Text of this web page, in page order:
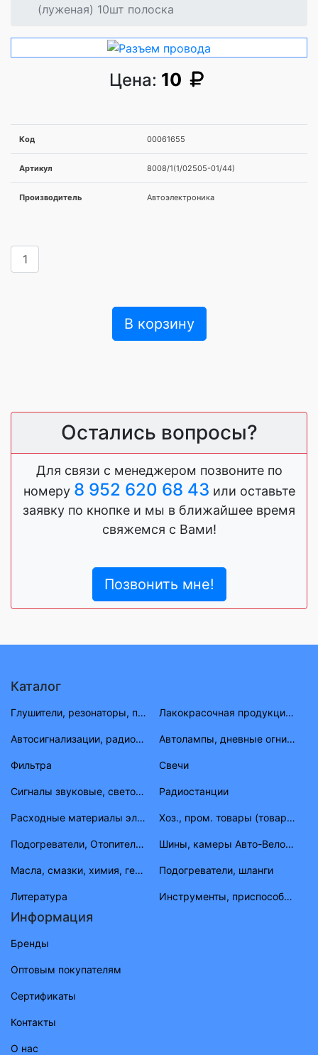
(луженая) 10шт полоска
Цена: 10
Код 00061655
Артикул 8008/1(1/02505-01/44)
Производитель Автоэлектроника
В корзину
Остались вопросы?
Для связи с менеджером позвоните по
номеру 8 952 620 68 43 или оставьте
заявку по кнопке и мы в ближайшее время
свяжемся с Вами!
Позвонить мне!
Каталог
Глушители, резонаторы, приемные трубы ВАЗ, ГАЗ, УАЗ Лакокрасочная продукция (растворитель, антигравий, краска, материал)
Автосигнализации, радиостанции Автолампы, дневные огни, фары противотуманные, габаритные огни
Фильтра Свечи
Сигналы звуковые, световые Радиостанции
Расходные материалы электрика Хоз., пром. товары (товары народного потребления)
Подогреватели, Отопители, шланги, штуцера, тройники Шины, камеры Авто-Вело-Мото
Масла, смазки, химия, герметик, тосолы Подогреватели, шланги
Литература Инструменты, приспособления, приборы
Информация
Бренды
Оптовым покупателям
Сертификаты
Контакты
О нас